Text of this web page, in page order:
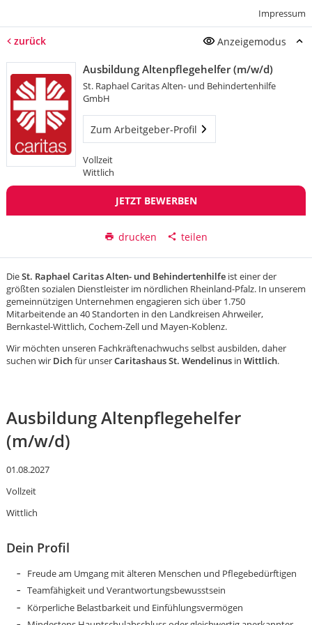
Impressum
zurück Anzeigemodus
Ausbildung Altenpflegehelfer (m/w/d)
St. Raphael Caritas Alten- und Behindertenhilfe
GmbH
Zum Arbeitgeber-Profil
Vollzeit
Wittlich
JETZT BEWERBEN
drucken teilen
DieSt. Raphael Caritas Alten- und Behindertenhilfeist einer der
größten sozialen Dienstleister im nördlichen Rheinland-Pfalz. In unserem
gemeinnützigen Unternehmen engagieren sich über 1.750
Mitarbeitende an 40 Standorten in den Landkreisen Ahrweiler,
Bernkastel-Wittlich, Cochem-Zell und Mayen-Koblenz.
Wir möchten unseren Fachkräftenachwuchs selbst ausbilden, daher
suchen wir Dichfür unserCaritashaus St. Wendelinusin Wittlich.
Ausbildung Altenpflegehelfer
(m/w/d)
01.08.2027
Vollzeit
Wittlich
Dein Profil
Freude am Umgang mit älteren Menschen und Pflegebedürftigen
Teamfähigkeit und Verantwortungsbewusstsein
Körperliche Belastbarkeit und Einfühlungsvermögen
Karte anzeigen